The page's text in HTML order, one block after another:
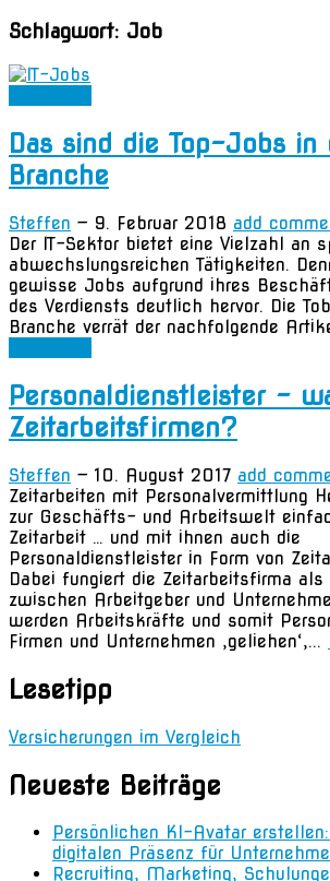
Schlagwort: Job
Das sind die Top-Jobs in
Branche
Steffen — 9. Februar 2018 add
Der IT-Sektor bietet eine Vielzahl an
abwechslungsreichen Tätigkeiten.
gewisse Jobs aufgrund ihres
des Verdiensts deutlich hervor. Die
Branche verrät der nachfolgende
Personaldienstleister –
Zeitarbeitsfirmen?
Steffen — 10. August 2017 add
Zeitarbeiten mit Personalvermittlung
zur Geschäfts- und Arbeitswelt
Zeitarbeit … und mit ihnen auch die
Personaldienstleister in Form von
Dabei fungiert die Zeitarbeitsfirma als
zwischen Arbeitgeber und
werden Arbeitskräfte und somit
Firmen und Unternehmen ‚geliehen‘,...
Lesetipp
Versicherungen im Vergleich
Neueste Beiträge
Persönlichen KI-Avatar
digitalen Präsenz für
Recruiting, Marketing,